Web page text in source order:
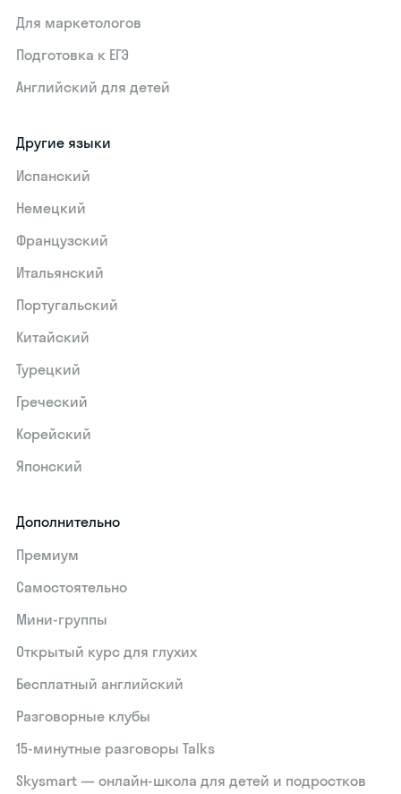
Для маркетологов
Подготовка к ЕГЭ
Английский для детей
Другие языки
Испанский
Немецкий
Французский
Итальянский
Португальский
Китайский
Турецкий
Греческий
Корейский
Японский
Дополнительно
Премиум
Самостоятельно
Мини-группы
Открытый курс для глухих
Бесплатный английский
Разговорные клубы
15‑минутные разговоры Talks
Skysmart — онлайн-школа для детей и подростков